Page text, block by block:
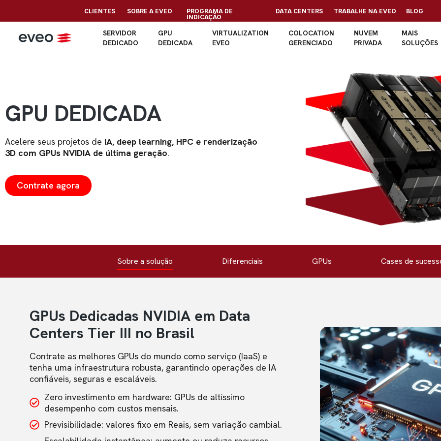
CLIENTES SOBRE A EVEO
PROGRAMA DE
INDICAÇÃO
DATA CENTERS TRABALHE NA EVEO BLOG
SERVIDOR
DEDICADO
GPU
DEDICADA
VIRTUALIZATION
EVEO
COLOCATION
GERENCIADO
NUVEM
PRIVADA
MAIS
SOLUÇÕES
GPU DEDICADA
Acelere seus projetos de IA, deep learning, HPC e renderização
3D com GPUs NVIDIA de última geração.
Contrate agora
Sobre a solução Diferenciais GPUs Cases de
GPUs Dedicadas NVIDIA em Data
Centers Tier III no Brasil
Contrate as melhores GPUs do mundo como serviço (IaaS) e
tenha uma infraestrutura robusta, garantindo operações de IA
confiáveis, seguras e escaláveis.
Zero investimento em hardware: GPUs de altíssimo
desempenho com custos mensais.
Previsibilidade: valores fixo em Reais, sem variação cambial.